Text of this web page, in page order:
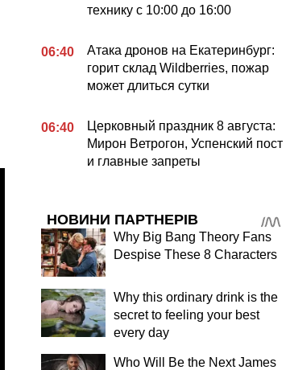
технику с 10:00 до 16:00
06:40
Атака дронов на Екатеринбург:
горит склад Wildberries, пожар
может длиться сутки
06:40
Церковный праздник 8 августа:
Мирон Ветрогон, Успенский пост
и главные запреты
НОВИНИ ПАРТНЕРІВ
Why Big Bang Theory Fans
Despise These 8 Characters
Why this ordinary drink is the
secret to feeling your best
every day
Who Will Be the Next James